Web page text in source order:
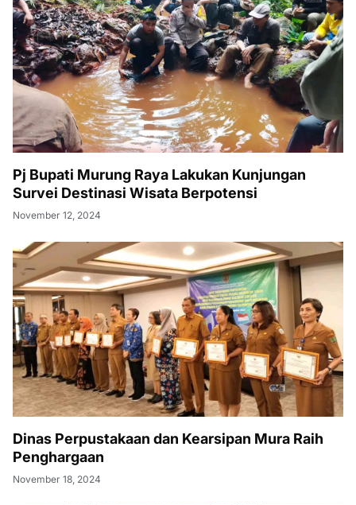
Pj Bupati Murung Raya Lakukan Kunjungan
Survei Destinasi Wisata Berpotensi
November 12, 2024
Dinas Perpustakaan dan Kearsipan Mura Raih
Penghargaan
November 18, 2024